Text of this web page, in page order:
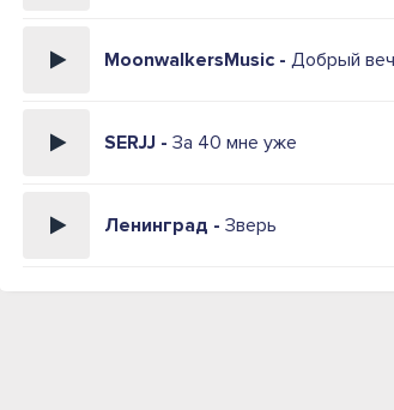
MoonwalkersMusic - Добрый
SERJJ - За 40 мне уже
Ленинград - Зверь